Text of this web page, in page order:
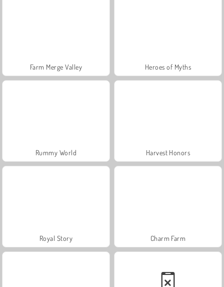
Farm Merge Valley Heroes of Myths
Rummy World Harvest Honors
Royal Story Charm Farm